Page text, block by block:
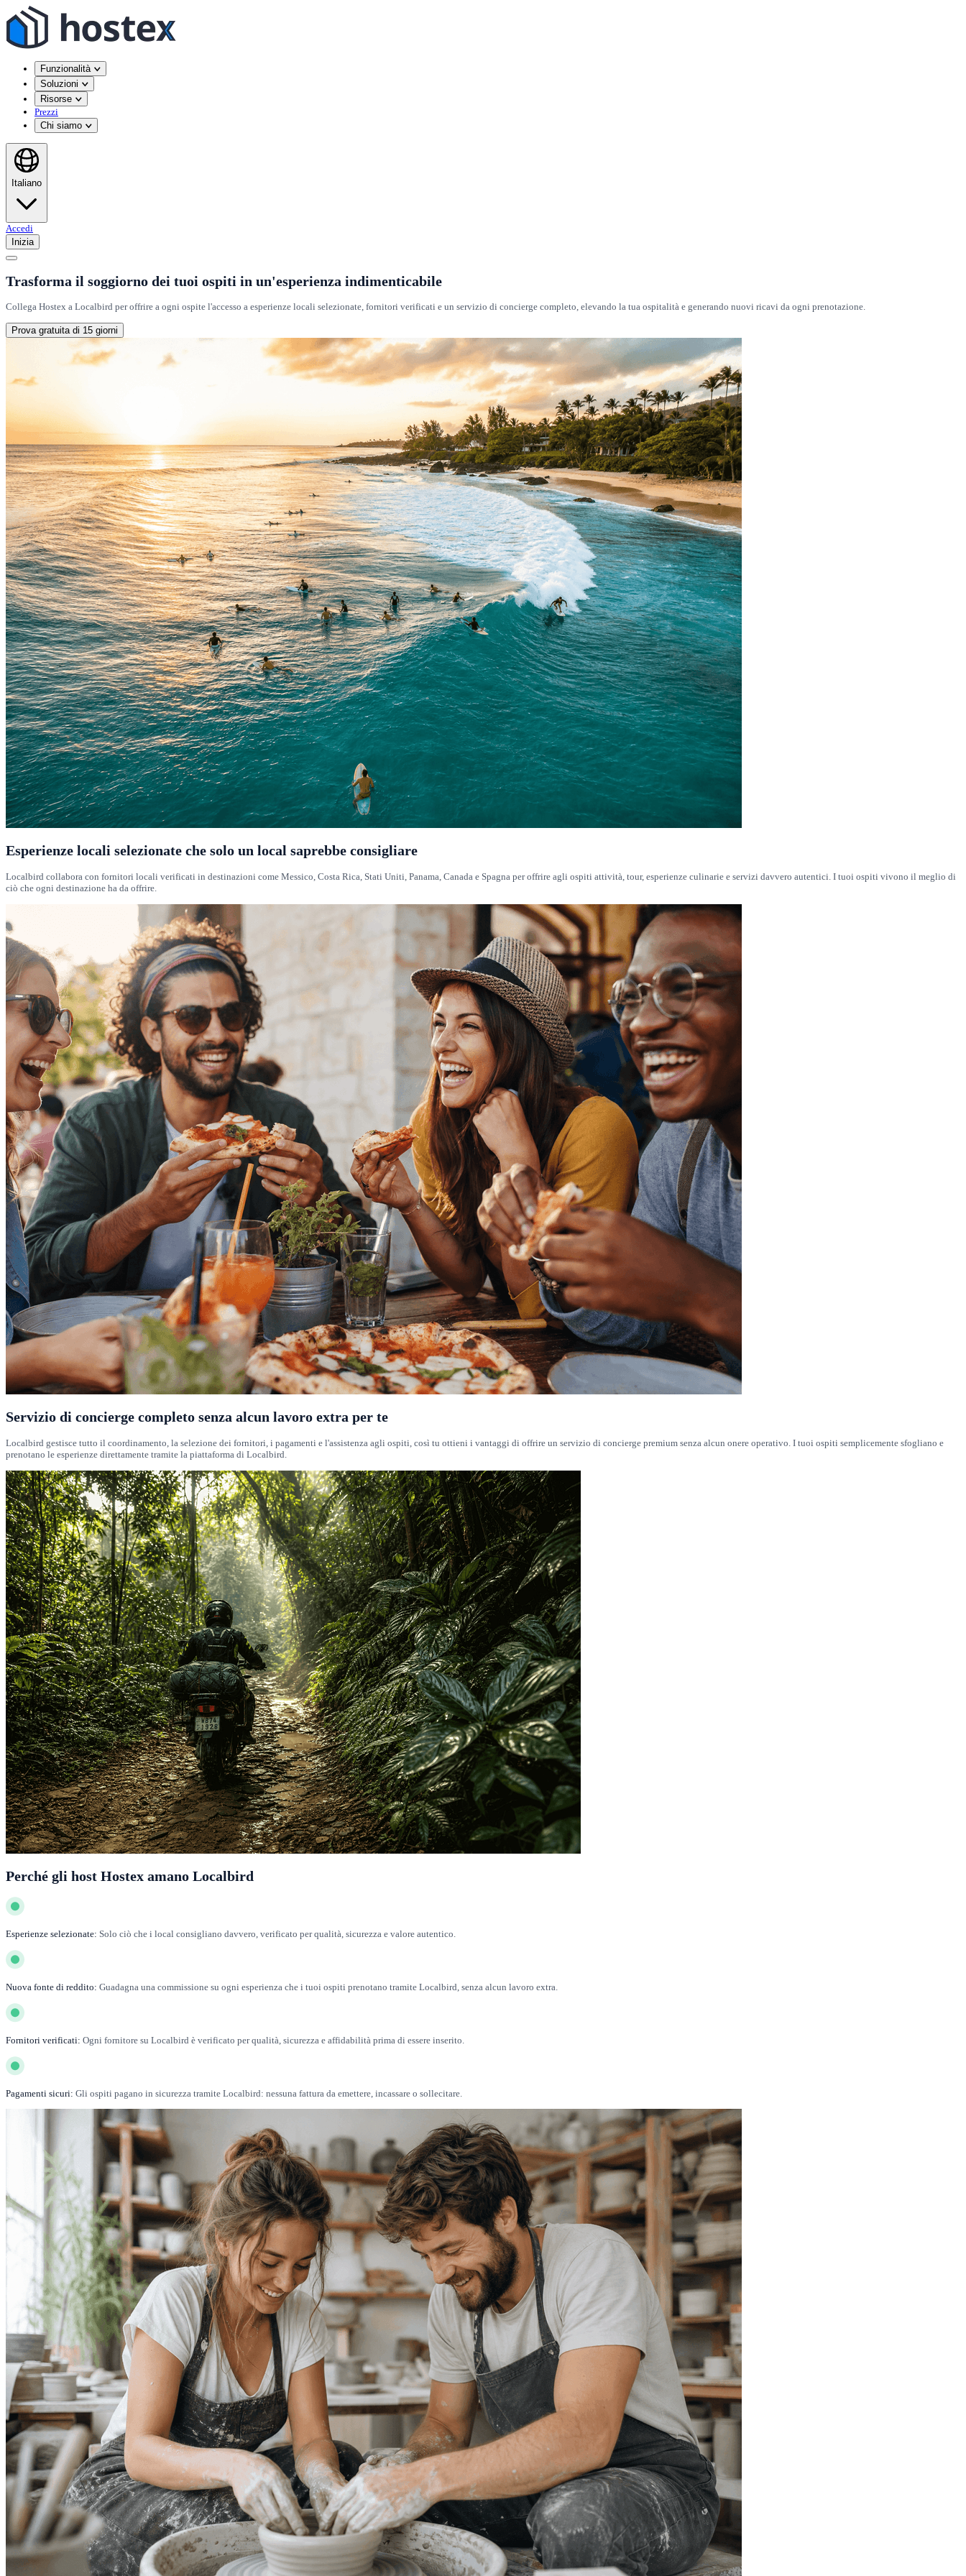
Funzionalità
Soluzioni
Risorse
Prezzi
Chi siamo
Italiano
Accedi
Inizia
Trasforma il soggiorno dei tuoi ospiti in un'esperienza indimenticabile
Collega Hostex a Localbird per offrire a ogni ospite l'accesso a esperienze locali selezionate, fornitori verificati e un servizio di concierge completo, elevando la tua ospitalità e generando nuovi ricavi da ogni prenotazione.
Prova gratuita di 15 giorni
Esperienze locali selezionate che solo un local saprebbe consigliare
Localbird collabora con fornitori locali verificati in destinazioni come Messico, Costa Rica, Stati Uniti, Panama, Canada e Spagna per offrire agli ospiti attività, tour, esperienze culinarie e servizi davvero autentici. I tuoi ospiti vivono il meglio di
ciò che ogni destinazione ha da offrire.
Servizio di concierge completo senza alcun lavoro extra per te
Localbird gestisce tutto il coordinamento, la selezione dei fornitori, i pagamenti e l'assistenza agli ospiti, così tu ottieni i vantaggi di offrire un servizio di concierge premium senza alcun onere operativo. I tuoi ospiti semplicemente sfogliano e
prenotano le esperienze direttamente tramite la piattaforma di Localbird.
Perché gli host Hostex amano Localbird
Esperienze selezionate: Solo ciò che i local consigliano davvero, verificato per qualità, sicurezza e valore autentico.
Nuova fonte di reddito: Guadagna una commissione su ogni esperienza che i tuoi ospiti prenotano tramite Localbird, senza alcun lavoro extra.
Fornitori verificati: Ogni fornitore su Localbird è verificato per qualità, sicurezza e affidabilità prima di essere inserito.
Pagamenti sicuri: Gli ospiti pagano in sicurezza tramite Localbird: nessuna fattura da emettere, incassare o sollecitare.